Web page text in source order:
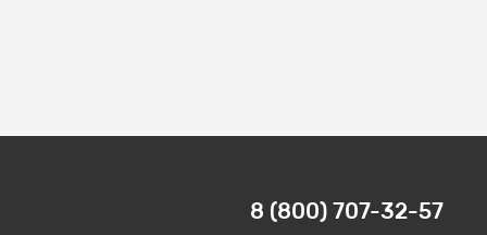
8 (800) 707-32-57